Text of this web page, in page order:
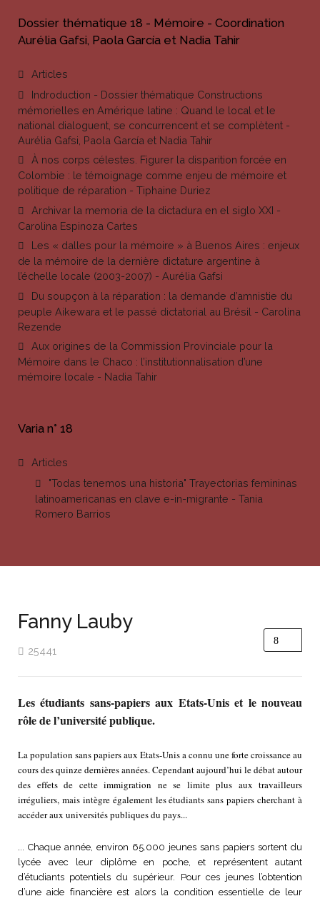
Dossier thématique 18 - Mémoire - Coordination
Aurélia Gafsi, Paola García et Nadia Tahir
Articles
Indroduction - Dossier thématique Constructions
mémorielles en Amérique latine : Quand le local et le
national dialoguent, se concurrencent et se complètent -
Aurélia Gafsi, Paola García et Nadia Tahir
À nos corps célestes. Figurer la disparition forcée en
Colombie : le témoignage comme enjeu de mémoire et
politique de réparation - Tiphaine Duriez
Archivar la memoria de la dictadura en el siglo XXI -
Carolina Espinoza Cartes
Les « dalles pour la mémoire » à Buenos Aires : enjeux
de la mémoire de la dernière dictature argentine à
l’échelle locale (2003-2007) - Aurélia Gafsi
Du soupçon à la réparation : la demande d’amnistie du
peuple Aikewara et le passé dictatorial au Brésil - Carolina
Rezende
Aux origines de la Commission Provinciale pour la
Mémoire dans le Chaco : l’institutionnalisation d’une
mémoire locale - Nadia Tahir
Varia n° 18
Articles
"Todas tenemos una historia" Trayectorias femininas
latinoamericanas en clave e-in-migrante - Tania
Romero Barrios
Fanny Lauby
25441
Les étudiants sans-papiers aux Etats-Unis et le nouveau
rôle de l’université publique.
La population sans papiers aux Etats-Unis a connu une forte croissance au
cours des quinze dernières années. Cependant aujourd’hui le débat autour
des effets de cette immigration ne se limite plus aux travailleurs
irréguliers, mais intègre également les étudiants sans papiers cherchant à
accéder aux universités publiques du pays...
.. Chaque année, environ 65.000 jeunes sans papiers sortent du
lycée avec leur diplôme en poche, et représentent autant
d’étudiants potentiels du supérieur. Pour ces jeunes l’obtention
d’une aide financière est alors la condition essentielle de leur